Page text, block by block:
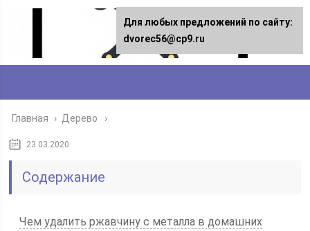
Главная › Дерево
23.03.2020
Содержание
Чем удалить ржавчину с металла в домашних
Для любых предложений по сайту:
dvorec56@cp9.ru